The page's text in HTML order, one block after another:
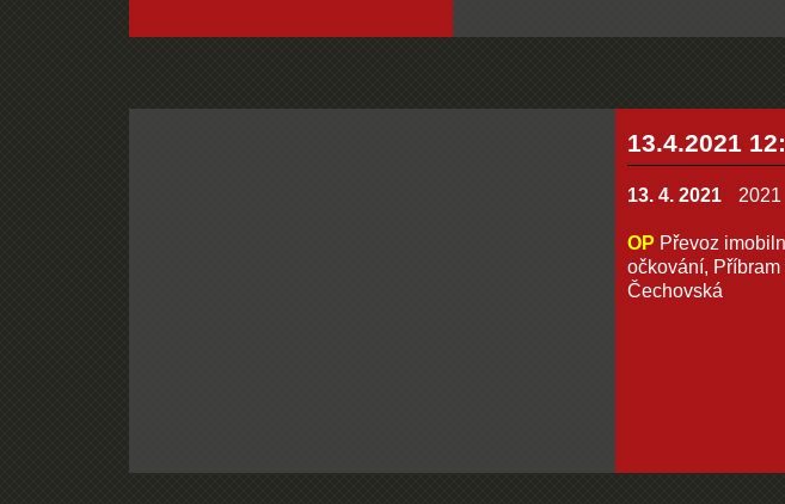
13.4.2021
13. 4. 2021 2021
OP Převoz
očkování, Příbram
Čechovská